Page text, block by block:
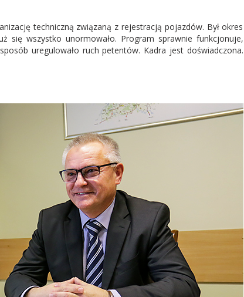
techniczną związaną z rejestracją pojazdów. Był okres
się wszystko unormowało. Program sprawnie funkcjonuje,
uregulowało ruch petentów. Kadra jest doświadczona.